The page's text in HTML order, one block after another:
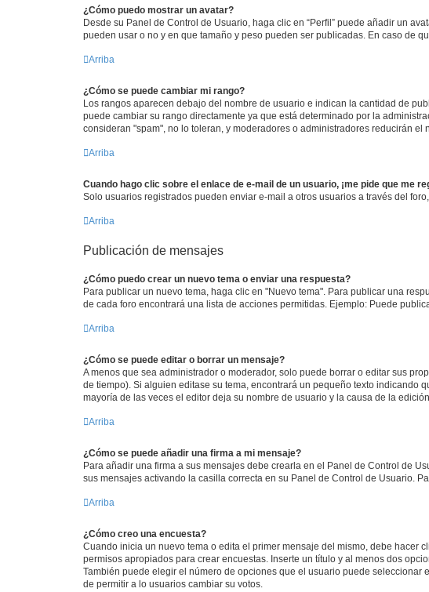
¿Cómo puedo mostrar un avatar?
Desde su Panel de Control de Usuario, haga clic en “Perfil” puede añadir un
pueden usar o no y en que tamaño y peso pueden ser publicadas. En caso de
Arriba
¿Cómo se puede cambiar mi rango?
Los rangos aparecen debajo del nombre de usuario e indican la cantidad de
puede cambiar su rango directamente ya que está determinado por la
consideran "spam", no lo toleran, y moderadores o administradores reducirán
Arriba
Cuando hago clic sobre el enlace de e-mail de un usuario, ¡me pide que me
Solo usuarios registrados pueden enviar e-mail a otros usuarios a través del
Arriba
Publicación de mensajes
¿Cómo puedo crear un nuevo tema o enviar una respuesta?
Para publicar un nuevo tema, haga clic en "Nuevo tema". Para publicar una
de cada foro encontrará una lista de acciones permitidas. Ejemplo: Puede
Arriba
¿Cómo se puede editar o borrar un mensaje?
A menos que sea administrador o moderador, solo puede borrar o editar sus
de tiempo). Si alguien editase su tema, encontrará un pequeño texto indicando
mayoría de las veces el editor deja su nombre de usuario y la causa de la
Arriba
¿Cómo se puede añadir una firma a mi mensaje?
Para añadir una firma a sus mensajes debe crearla en el Panel de Control de
sus mensajes activando la casilla correcta en su Panel de Control de Usuario.
Arriba
¿Cómo creo una encuesta?
Cuando inicia un nuevo tema o edita el primer mensaje del mismo, debe hacer
permisos apropiados para crear encuestas. Inserte un título y al menos dos
También puede elegir el número de opciones que el usuario puede
de permitir a lo usuarios cambiar su votos.